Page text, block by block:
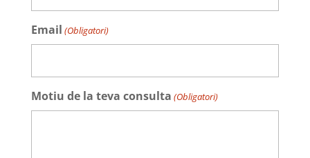
Email (Obligatori)
Motiu de la teva consulta (Obligatori)